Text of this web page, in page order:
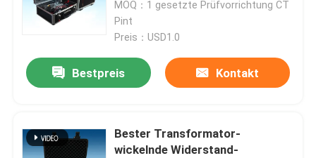
Ölprüfgeräte
Prüfgeräte für Transformatoren
MOQ：1 gesetzte Prüfvorrichtung CT
Pint
Preis：USD1.0
Bestpreis Kontakt
Bester Transformator-
wickelnde Widerstand-